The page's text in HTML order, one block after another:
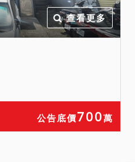
查看更多
公告底價700萬